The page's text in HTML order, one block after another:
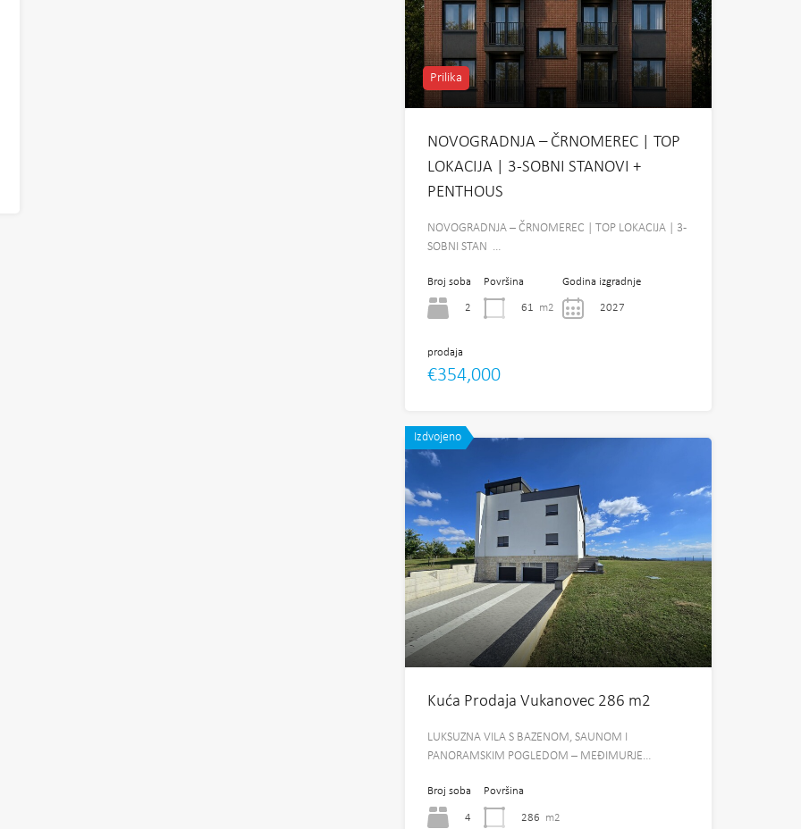
Prilika
NOVOGRADNJA – ČRNOMEREC | TOP
LOKACIJA | 3-SOBNI STANOVI +
PENTHOUS
NOVOGRADNJA – ČRNOMEREC | TOP LOKACIJA | 3-
SOBNI STAN …
Broj soba
2
Površina
61 m2
Godina izgradnje
2027
prodaja
€354,000
Izdvojeno
Kuća Prodaja Vukanovec 286 m2
LUKSUZNA VILA S BAZENOM, SAUNOM I
PANORAMSKIM POGLEDOM – MEĐIMURJE…
Broj soba
4
Površina
286 m2